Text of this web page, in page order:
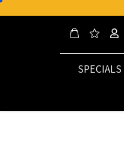
SPECIALS